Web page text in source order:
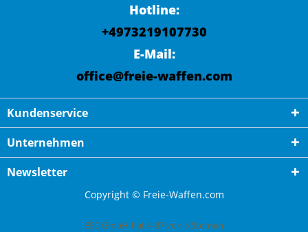
Hotline:
+4973219107730
E-Mail:
office@freie-waffen.com
Kundenservice
Unternehmen
Newsletter
Copyright © Freie-Waffen.com
ESC GmbH hat 4,87von 5Sternen